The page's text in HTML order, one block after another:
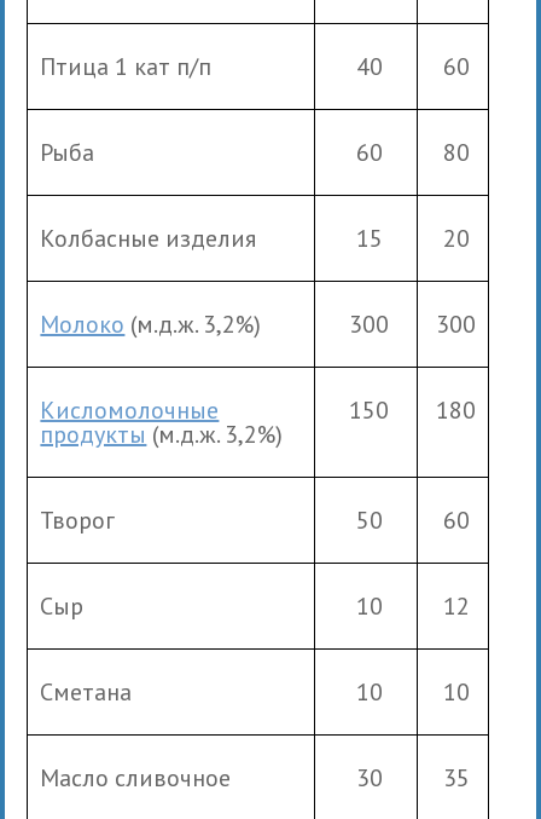
Птица 1 кат п/п 40 60
Рыба 60 80
Колбасные изделия 15 20
Молоко (м.д.ж. 3,2%) 300 300
Кисломолочные
продукты (м.д.ж. 3,2%)
150 180
Творог 50 60
Сыр 10 12
Сметана 10 10
Масло сливочное 30 35